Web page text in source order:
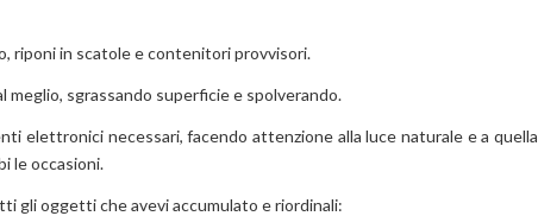
riponi in scatole e contenitori provvisori.
sgrassando superficie e spolverando.
elettronici necessari, facendo attenzione alla luce naturale e a quella
le occasioni.
gli oggetti che avevi accumulato e riordinali: